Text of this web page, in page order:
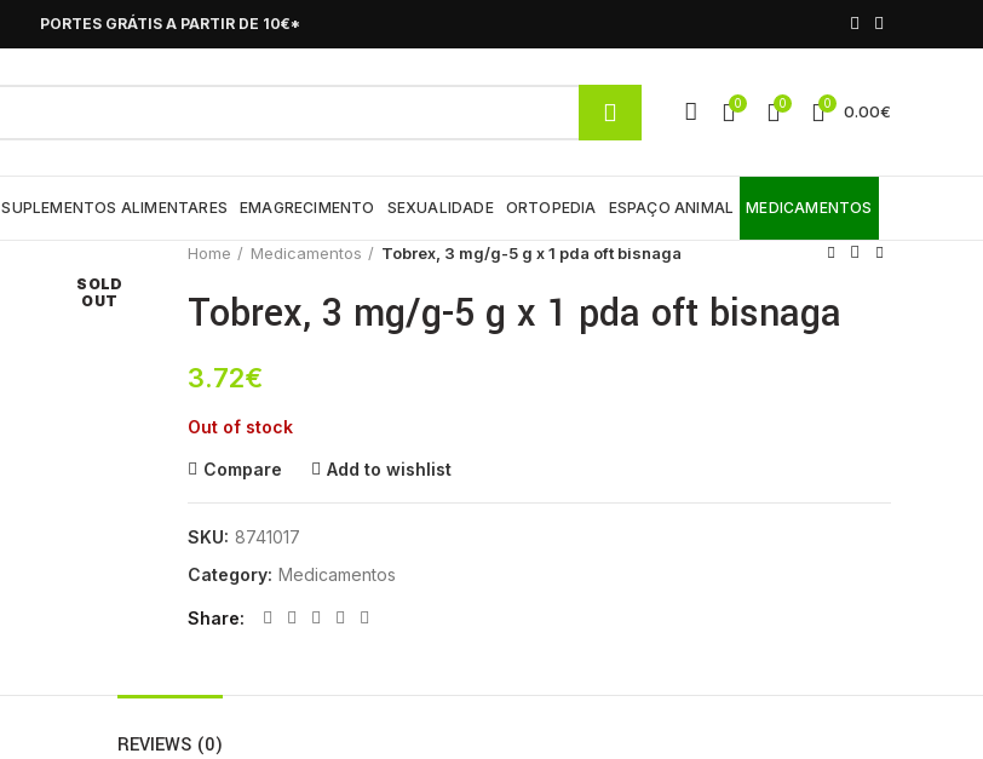
PORTES GRÁTIS A PARTIR DE 10€*
0 0 0 0.00€
SUPLEMENTOS ALIMENTARES EMAGRECIMENTO SEXUALIDADE ORTOPEDIA ESPAÇO ANIMAL MEDICAMENTOS
SOLD
OUT
Home
Medicamentos Tobrex, 3 mg/g-5 g x 1 pda oft bisnaga
Tobrex, 3 mg/g-5 g x 1 pda oft bisnaga
3.72€
Out of stock
Compare Add to wishlist
SKU: 8741017
Category: Medicamentos
Share
REVIEWS (0)